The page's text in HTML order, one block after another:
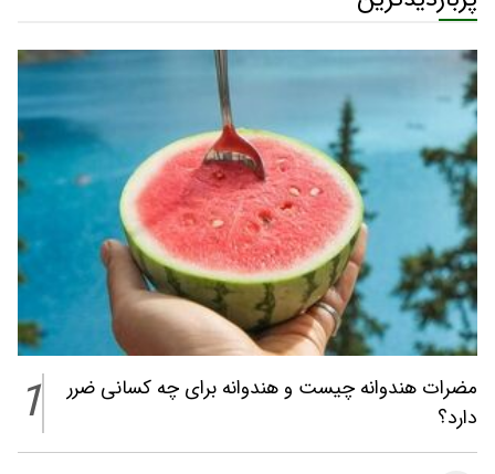
مضرات هندوانه چیست و هندوانه برای چه کسانی ضرر
دارد؟
1